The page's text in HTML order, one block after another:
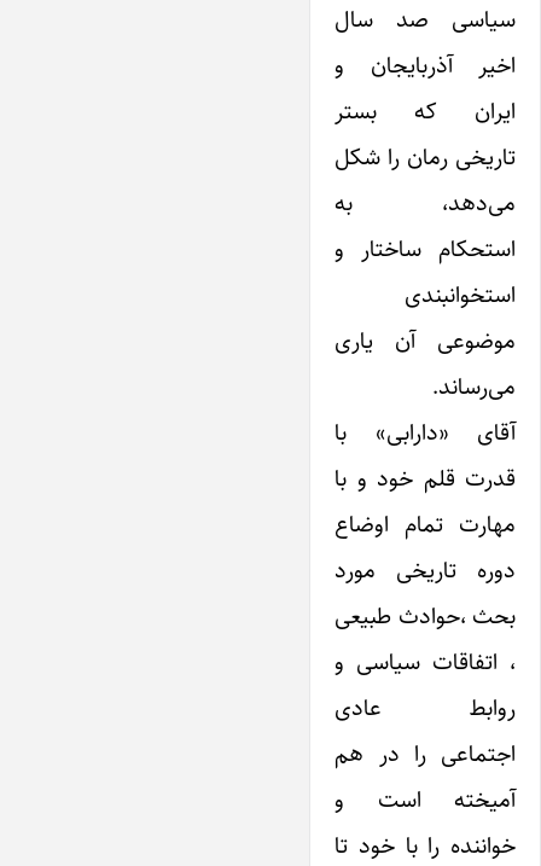
سیاسی صد سال
اخیر آذربایجان و
ایران که بستر
تاریخی رمان را شکل
می‌دهد، به
استحکام ساختار و
استخوانبندی
موضوعی آن یاری
می‌رساند.
آقای «دارابی» با
قدرت قلم‌ خود و با
مهارت تمام اوضاع
دوره تاریخی مورد
بحث ،حوادث طبیعی
، اتفاقات سیاسی و
روابط عادی
اجتماعی را در هم
آمیخته است و
خواننده را با خود تا